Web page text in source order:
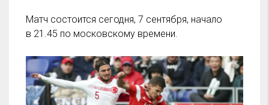
Матч состоится сегодня, 7 сентября, начало
в 21.45 по московскому времени.